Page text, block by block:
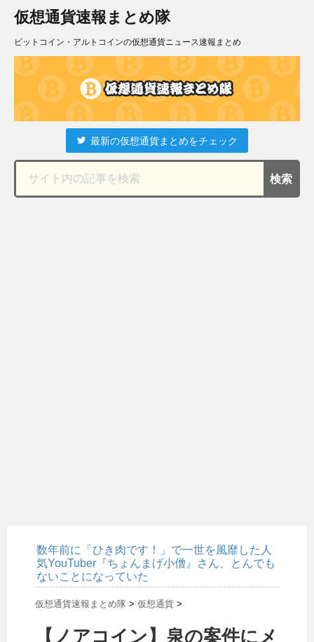
仮想通貨速報まとめ隊
ビットコイン・アルトコインの仮想通貨ニュース速報まとめ
最新の仮想通貨まとめをチェック
数年前に「ひき肉です！」で一世を風靡した人
気YouTuber『ちょんまげ小僧』さん、とんでも
ないことになっていた
仮想通貨速報まとめ隊 > 仮想通貨 >
【ノアコイン】泉の案件にメ